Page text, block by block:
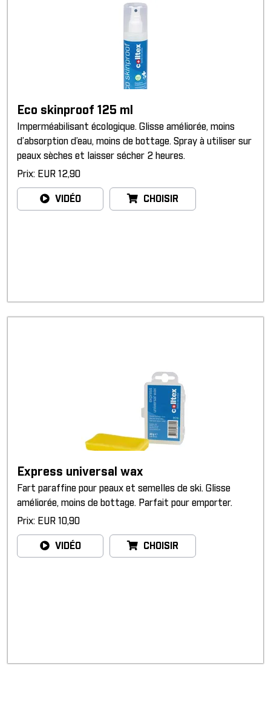
Eco skinproof 125 ml
Imperméabilisant écologique. Glisse améliorée, moins
d’absorption d’eau, moins de bottage. Spray à utiliser sur
peaux sèches et laisser sécher 2 heures.
Prix: EUR 12,90
VIDÉO CHOISIR
Express universal wax
Fart paraffine pour peaux et semelles de ski. Glisse
améliorée, moins de bottage. Parfait pour emporter.
Prix: EUR 10,90
VIDÉO CHOISIR